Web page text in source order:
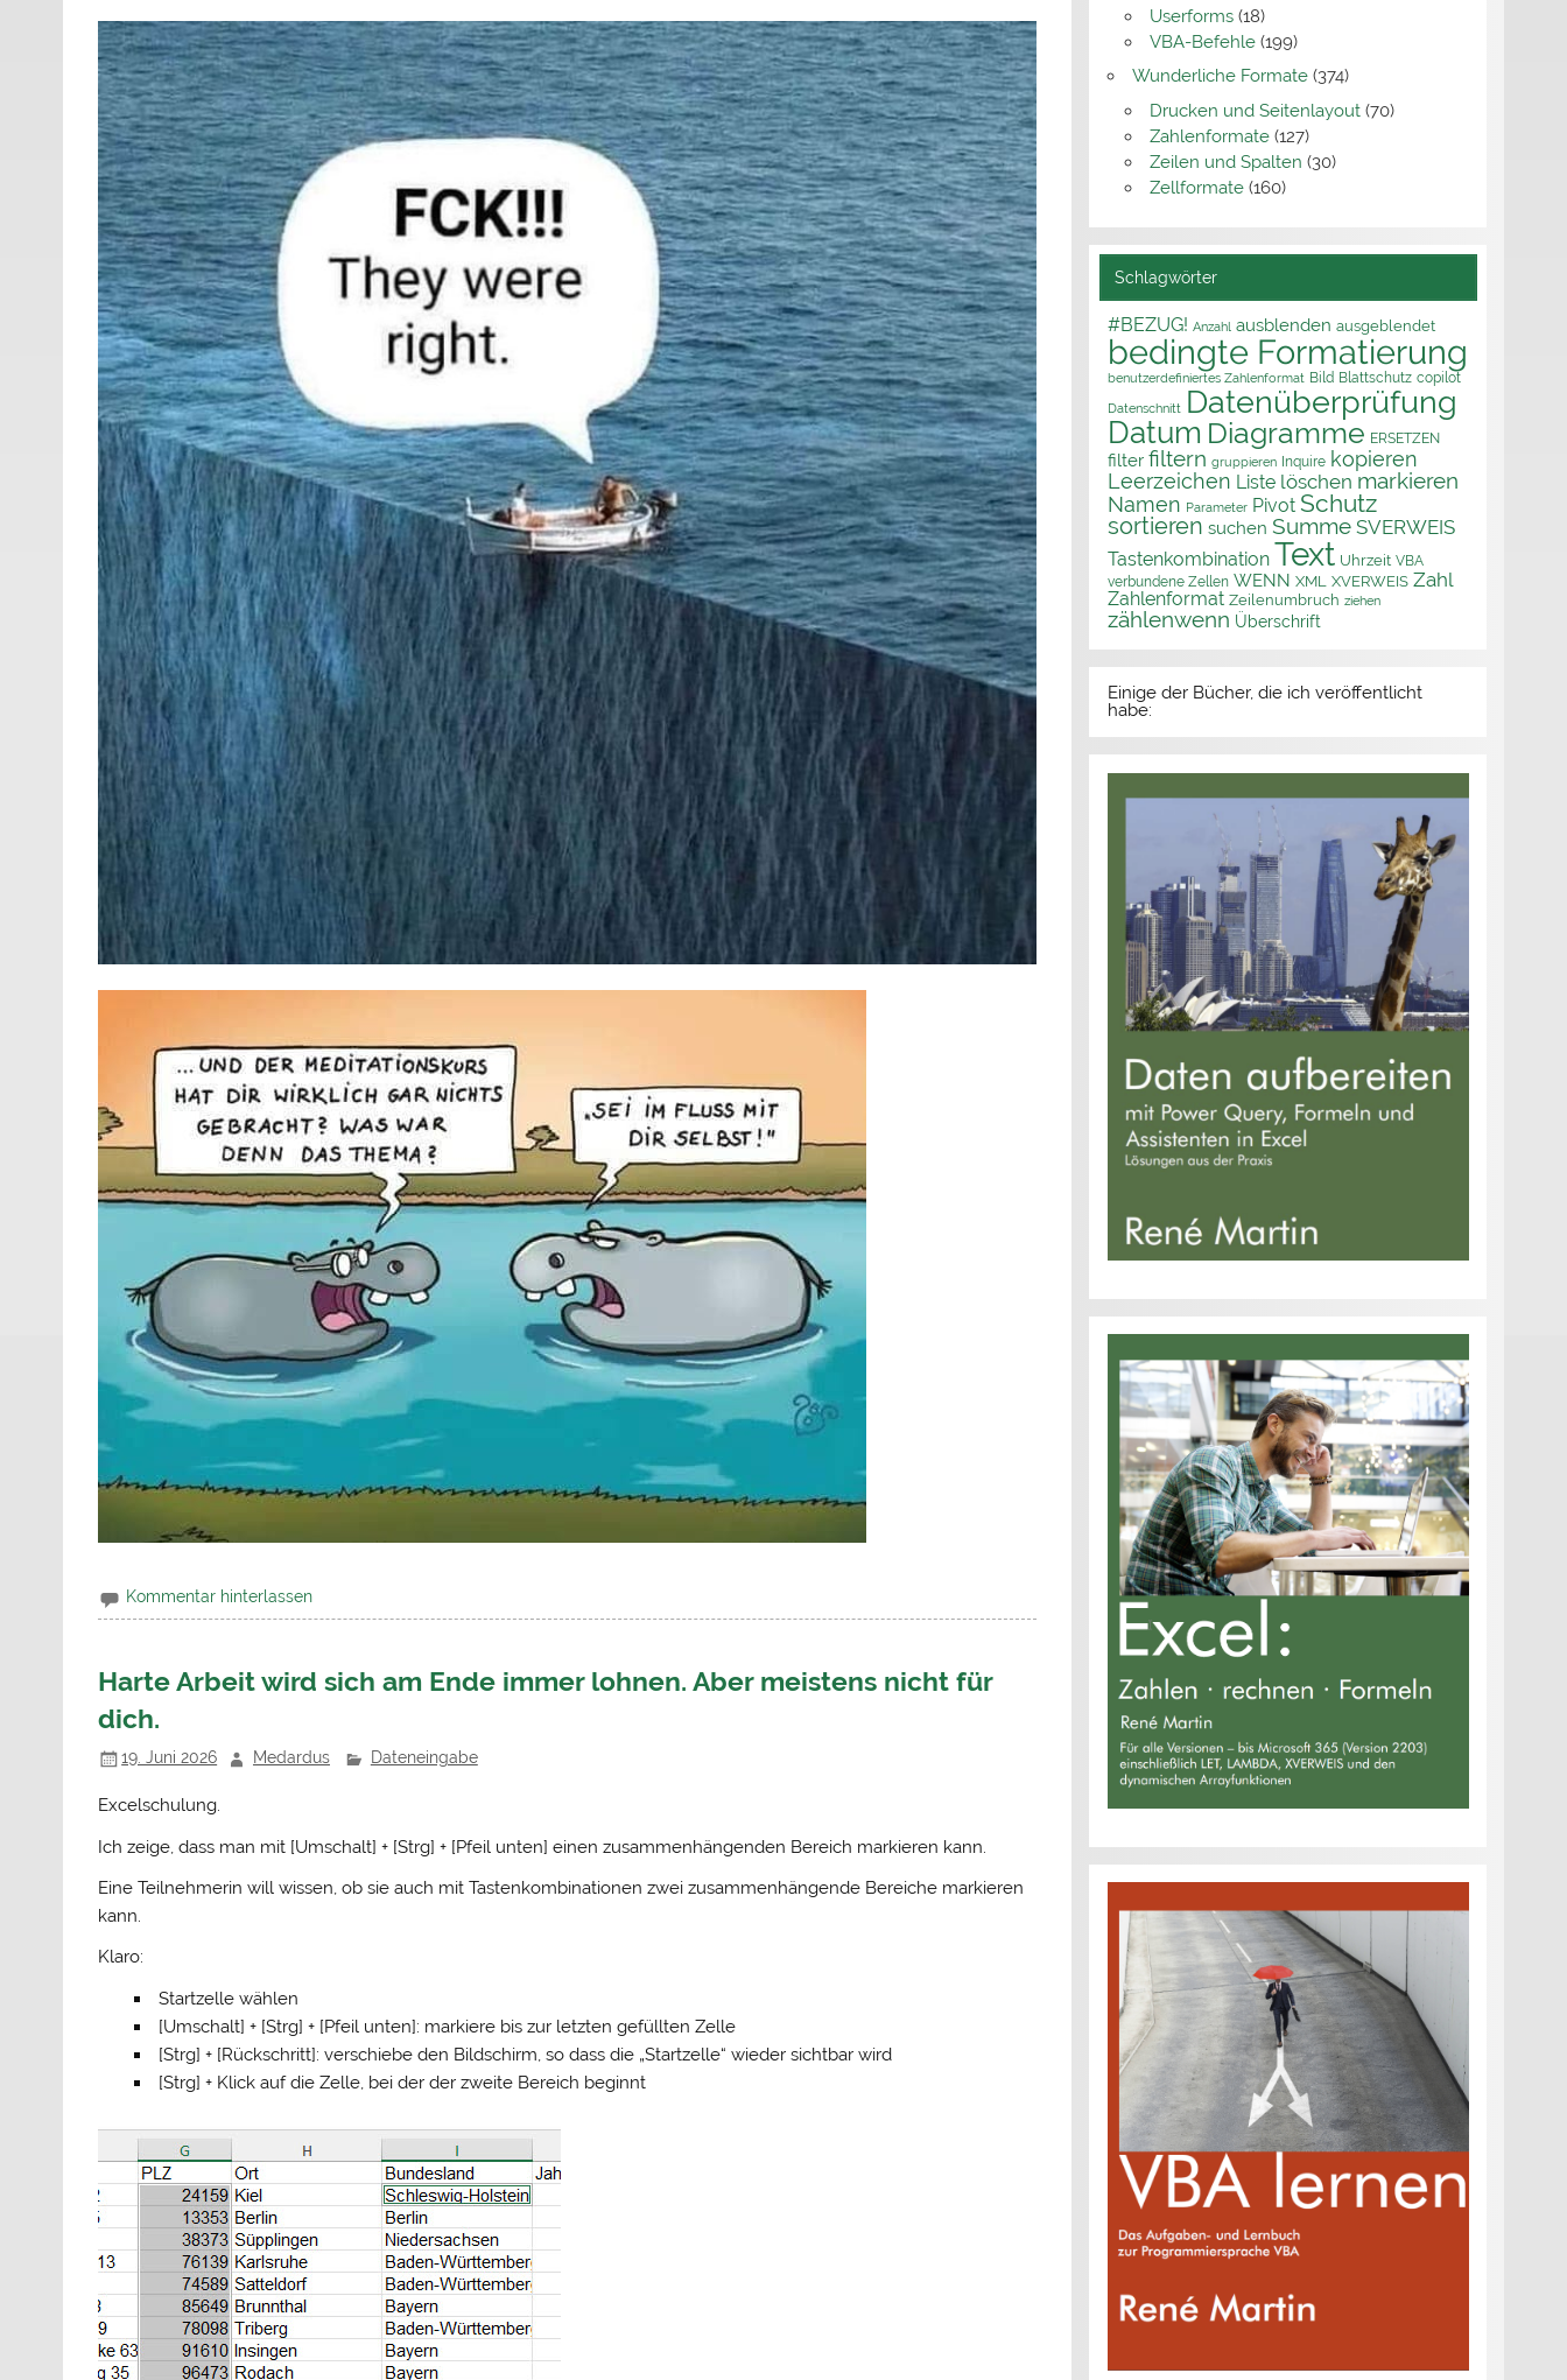
Kommentar hinterlassen
Harte Arbeit wird sich am Ende immer lohnen. Aber meistens nicht für
dich.
19. Juni 2026 Medardus Dateneingabe
Excelschulung.
Ich zeige, dass man mit [Umschalt] + [Strg] + [Pfeil unten] einen zusammenhängenden Bereich markieren kann.
Eine Teilnehmerin will wissen, ob sie auch mit Tastenkombinationen zwei zusammenhängende Bereiche markieren
kann.
Klaro:
Startzelle wählen
[Umschalt] + [Strg] + [Pfeil unten]: markiere bis zur letzten gefüllten Zelle
[Strg] + [Rückschritt]: verschiebe den Bildschirm, so dass die „Startzelle“ wieder sichtbar wird
[Strg] + Klick auf die Zelle, bei der der zweite Bereich beginnt
Userforms (18)
VBA-Befehle (199)
Wunderliche Formate(374)
Drucken und Seitenlayout (70)
Zahlenformate (127)
Zeilen und Spalten (30)
Zellformate (160)
Schlagwörter
#BEZUG! Anzahl ausblenden ausgeblendet
bedingte Formatierung
benutzerdefiniertes Zahlenformat Bild Blattschutz copilot
Datenschnitt Datenüberprüfung
Datum Diagramme ERSETZEN
filter filtern gruppieren Inquire kopieren
Leerzeichen Liste löschen markieren
Namen Parameter Pivot Schutz
sortieren suchen Summe SVERWEIS
Tastenkombination Text Uhrzeit VBA
verbundene Zellen WENN XML XVERWEIS Zahl
Zahlenformat Zeilenumbruch ziehen
zählenwenn Überschrift
Einige der Bücher, die ich veröffentlicht
habe: